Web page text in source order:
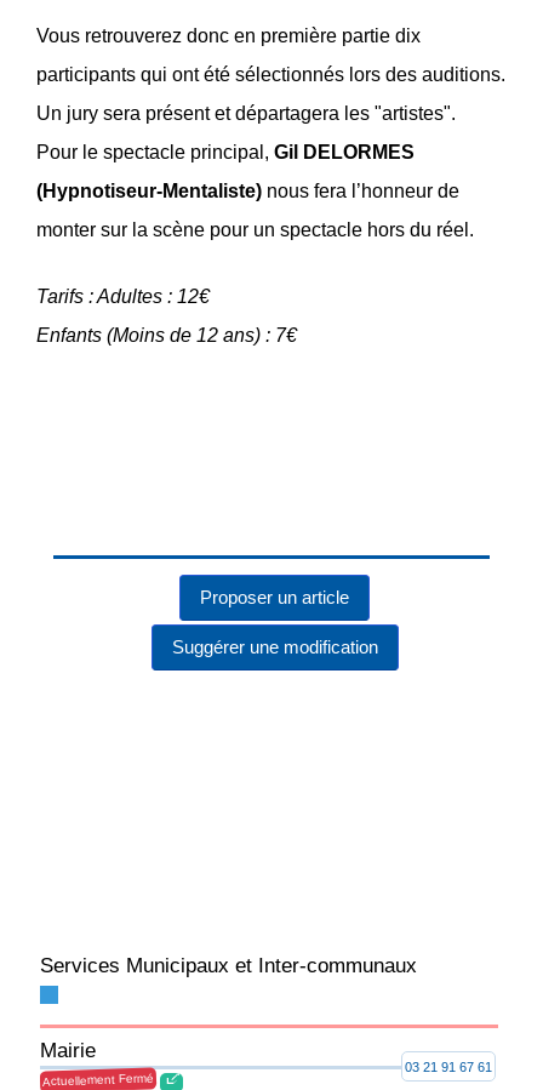
Vous retrouverez donc en première partie dix
participants qui ont été sélectionnés lors des auditions.
Un jury sera présent et départagera les "artistes".
Pour le spectacle principal, Gil DELORMES
(Hypnotiseur-Mentaliste) nous fera l’honneur de
monter sur la scène pour un spectacle hors du réel.
Tarifs : Adultes : 12€
Enfants (Moins de 12 ans) : 7€
Proposer un article
Suggérer une modification
Services Municipaux et Inter-communaux
Mairie
Actuellement Fermé
03 21 91 67 61